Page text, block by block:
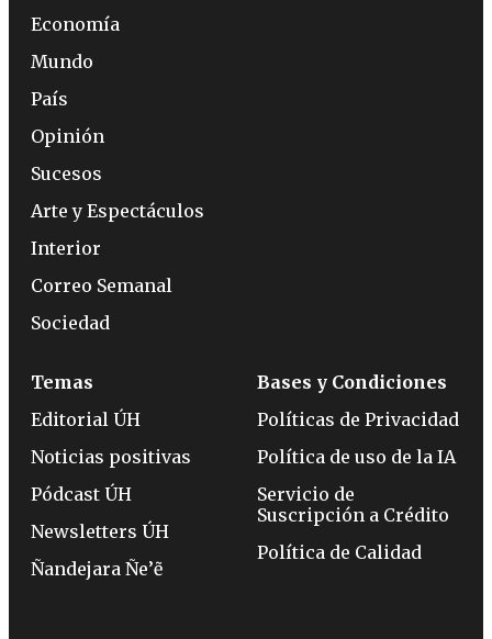
Economía
Mundo
País
Opinión
Sucesos
Arte y Espectáculos
Interior
Correo Semanal
Sociedad
Temas
Editorial ÚH
Noticias positivas
Pódcast ÚH
Newsletters ÚH
Ñandejara Ñe’ẽ
Bases y Condiciones
Políticas de Privacidad
Política de uso de la IA
Servicio de
Suscripción a Crédito
Política de Calidad